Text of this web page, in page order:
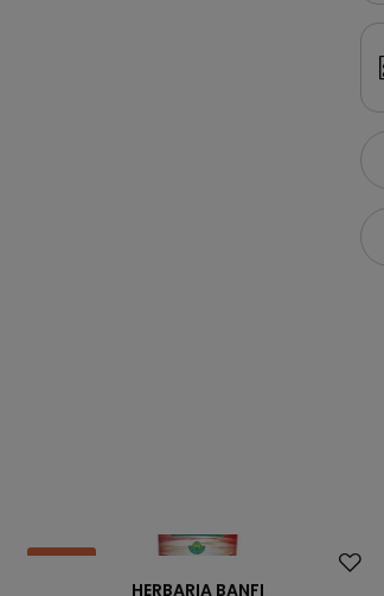
Okazja
HERBARIA BANFI